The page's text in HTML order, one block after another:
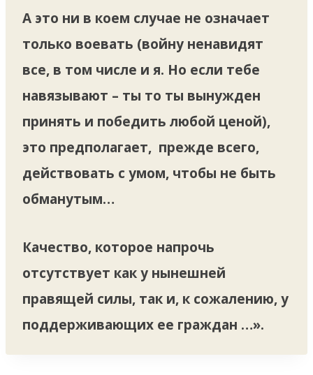
А это ни в коем случае не означает
только воевать (войну ненавидят
все, в том числе и я. Но если тебе
навязывают – ты то ты вынужден
принять и победить любой ценой),
это предполагает, прежде всего,
действовать с умом, чтобы не быть
обманутым…
Качество, которое напрочь
отсутствует как у нынешней
правящей силы, так и, к сожалению, у
поддерживающих ее граждан …».